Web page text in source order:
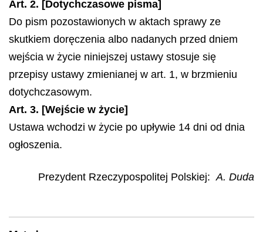
Art. 2. [Dotychczasowe pisma]
Do pism pozostawionych w aktach sprawy ze
skutkiem doręczenia albo nadanych przed dniem
wejścia w życie niniejszej ustawy stosuje się
przepisy ustawy zmienianej w art. 1, w brzmieniu
dotychczasowym.
Art. 3. [Wejście w życie]
Ustawa wchodzi w życie po upływie 14 dni od dnia
ogłoszenia.
Prezydent Rzeczypospolitej Polskiej: A. Duda